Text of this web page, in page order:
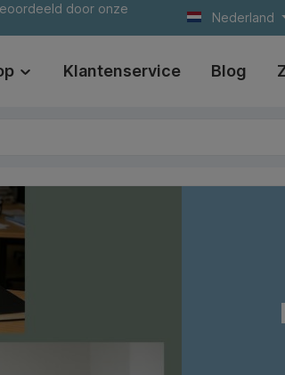
door onze
Nederland
Klantenservice Blog